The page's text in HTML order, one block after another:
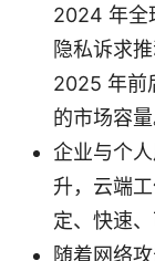
2024 年全
隐私诉求
2025 年前
的市场容量
企业与个
升，云端
定、快速
随着网络